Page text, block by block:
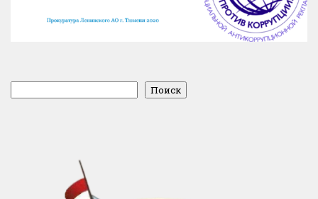
Поиск